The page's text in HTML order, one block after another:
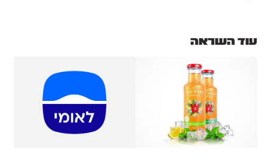
עוד השראה